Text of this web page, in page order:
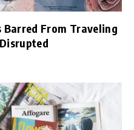
Barred From Traveling